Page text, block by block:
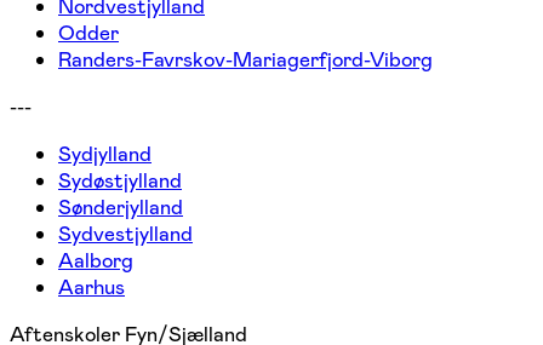
Nordvestjylland
Odder
Randers-Favrskov-Mariagerfjord-Viborg
---
Sydjylland
Sydøstjylland
Sønderjylland
Sydvestjylland
Aalborg
Aarhus
Aftenskoler Fyn/Sjælland